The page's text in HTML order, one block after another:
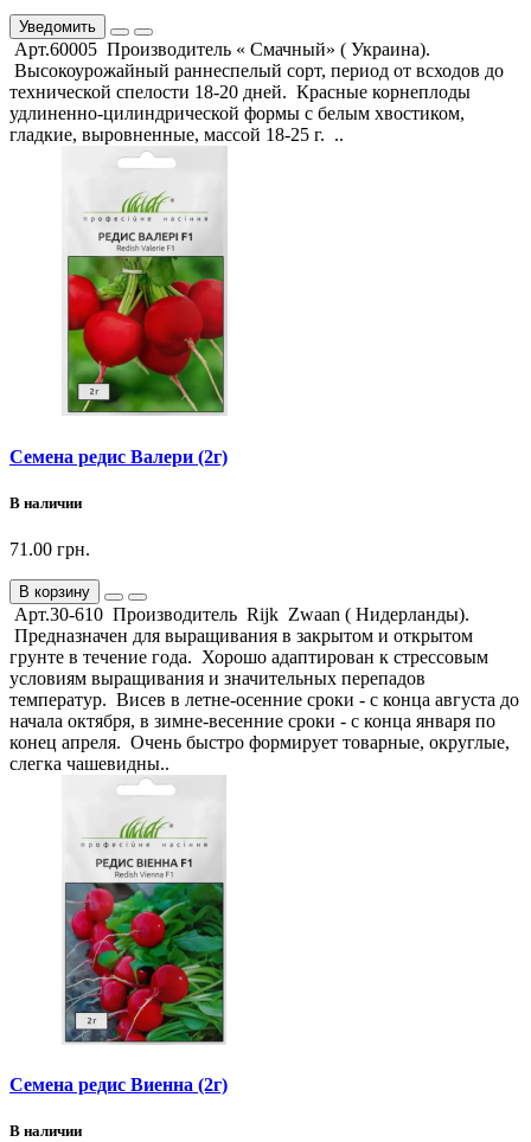
Уведомить
Арт.60005 Производитель « Смачный» ( Украина).
Высокоурожайный раннеспелый сорт, период от всходов до
технической спелости 18-20 дней. Красные корнеплоды
удлиненно-цилиндрической формы с белым хвостиком,
гладкие, выровненные, массой 18-25 г. ..
Семена редис Валери (2г)
В наличии
71.00 грн.
В корзину
Арт.30-610 Производитель Rijk Zwaan ( Нидерланды).
Предназначен для выращивания в закрытом и открытом
грунте в течение года. Хорошо адаптирован к стрессовым
условиям выращивания и значительных перепадов
температур. Висев в летне-осенние сроки - с конца августа до
начала октября, в зимне-весенние сроки - с конца января по
конец апреля. Очень быстро формирует товарные, округлые,
слегка чашевидны..
Семена редис Виенна (2г)
В наличии